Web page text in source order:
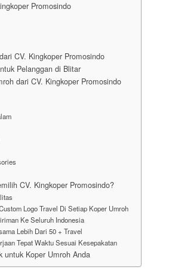
Promosindo
CV. Kingkoper Promosindo
Pelanggan di Blitar
dari CV. Kingkoper Promosindo
CV. Kingkoper Promosindo?
Logo Travel Di Setiap Koper Umroh
Ke Seluruh Indonesia
Lebih Dari 50 + Travel
Tepat Waktu Sesuai Kesepakatan
untuk Koper Umroh Anda